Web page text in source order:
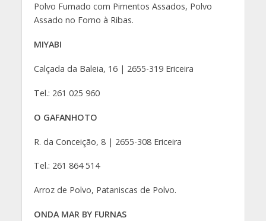
Polvo Fumado com Pimentos Assados, Polvo
Assado no Forno à Ribas.
MIYABI
Calçada da Baleia, 16 | 2655-319 Ericeira
Tel.: 261 025 960
O GAFANHOTO
R. da Conceição, 8 | 2655-308 Ericeira
Tel.: 261 864 514
Arroz de Polvo, Pataniscas de Polvo.
ONDA MAR BY FURNAS